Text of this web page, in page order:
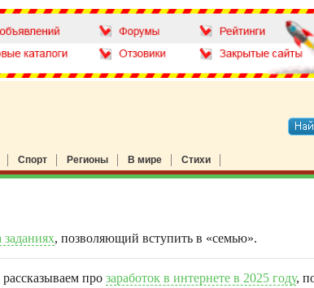
Спорт Регионы В мире Стихи
заданиях, позволяющий вступить в «семью».
про заработок в интернете в 2025 году,